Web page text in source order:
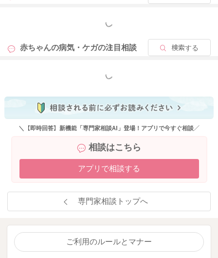
もっと見る
赤ちゃんの病気・ケガの注目相談 検索する
もっと見る
＼【即時回答】新機能「専門家相談AI」登場！アプリで今すぐ相談／
相談はこちら
アプリで相談する
専門家相談トップへ
ご利用のルールとマナー